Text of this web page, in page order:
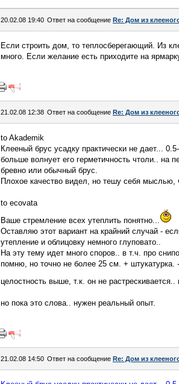
20.02.08 19:40 Ответ на сообщение Re: Дом из
Если строить дом, то теплосберегающий. Из
много. Если желание есть приходите на
21.02.08 12:38 Ответ на сообщение Re: Дом из
to Akademik
Клееный брус усадку практически не дает...
больше волнует его герметичность чтоли.. на
бревно или обычный брус.
Плохое качество видел, но тешу себя мыслью,
to ecovata
Ваше стремление всех утеплить понятно...
Оставляю этот вариант на крайний случай -
утепление и облицовку немного глуповато..
На эту тему идет много споров.. в т.ч. про
помню, но точно не более 25 см. + штукатурка.
целостность выше, т.к. он не
но пока это слова.. нужен реальный опыт.
21.02.08 14:50 Ответ на сообщение Re: Дом из